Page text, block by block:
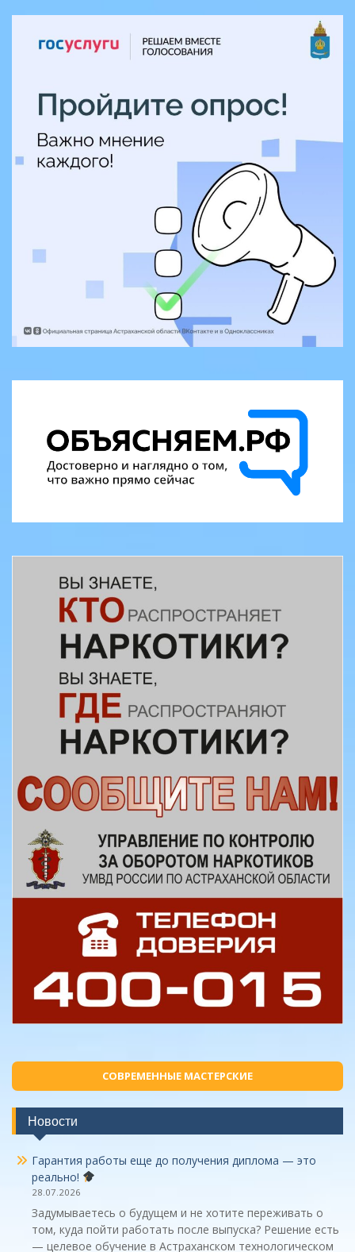
СОВРЕМЕННЫЕ МАСТЕРСКИЕ
Новости
Гарантия работы еще до получения диплома — это
реально!
28.07.2026
Задумываетесь о будущем и не хотите переживать о
том, куда пойти работать после выпуска? Решение есть
— целевое обучение в Астраханском технологическом